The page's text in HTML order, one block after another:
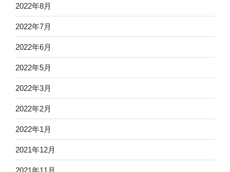
2022年8月
2022年7月
2022年6月
2022年5月
2022年3月
2022年2月
2022年1月
2021年12月
2021年11月